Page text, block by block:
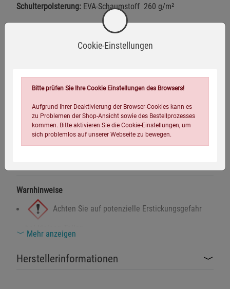
Schulterpolsterung: EVA-Schaumstoff 260 g/m²
US Assault Pack Rucksack – groß:
Rückenpolsterung:EVA-Schaumstoff 350 g/m²
Schulterpolsterung:EVA-Schaumstoff 435 g/m²
Warnhinweise
Achten Sie auf potenzielle Erstickungsgefahr
bei kleinen Teilen.
Mehr anzeigen
Herstellerinformationen
Cookie-Einstellungen
Bitte prüfen Sie Ihre Cookie Einstellungen des Browsers!
Aufgrund Ihrer Deaktivierung der Browser-Cookies kann es
zu Problemen der Shop-Ansicht sowie des Bestellprozesses
kommen. Bitte aktivieren Sie die Cookie-Einstellungen, um
sich problemlos auf unserer Webseite zu bewegen.
Zurück Einstellungen speichern für die Gruppe
Einwilligung nicht erteilen